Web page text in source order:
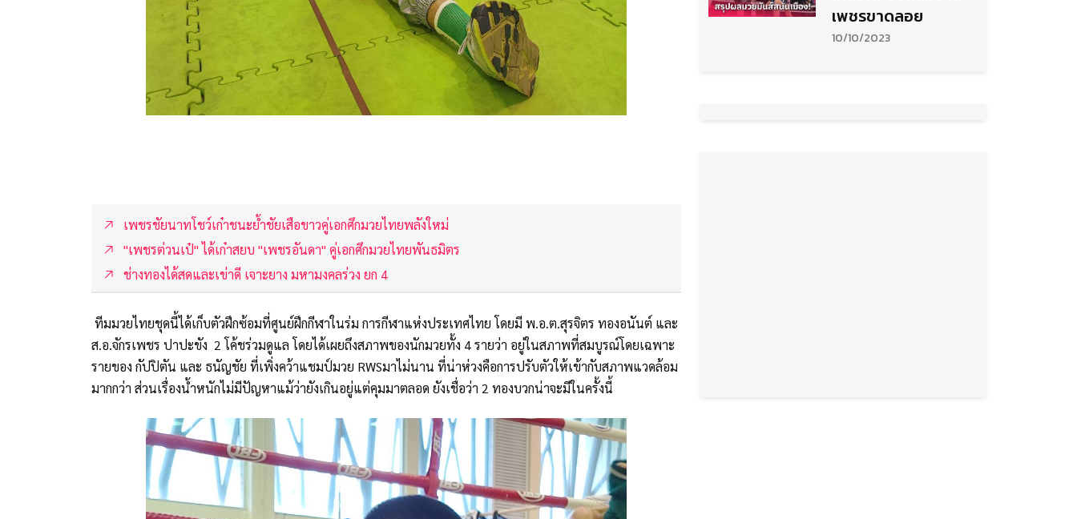
เพชรชัยนาทโชว์เก๋าชนะย้ำชัยเสือขาวคู่เอกศึกมวยไทยพลังใหม่
"เพชรต่วนเป๋" ได้เก๋าสยบ "เพชรอันดา" คู่เอกศึกมวยไทยพันธมิตร
ช่างทองได้สดและเข่าดี เจาะยาง มหามงคลร่วง ยก 4
ทีมมวยไทยชุดนี้ได้เก็บตัวฝึกซ้อมที่ศูนย์ฝึกกีฬาในร่ม การกีฬาแห่งประเทศไทย โดยมี พ.อ.ต.สุรจิตร ทองอนันต์ และ
ส.อ.จักรเพชร ปาปะขัง 2 โค้ชร่วมดูแล โดยได้เผยถึงสภาพของนักมวยทั้ง 4 รายว่า อยู่ในสภาพที่สมบูรณ์โดยเฉพาะ
รายของ กัปปิตัน และ ธนัญชัย ที่เพิ่งคว้าแชมป์มวย RWSมาไม่นาน ที่น่าห่วงคือการปรับตัวให้เข้ากับสภาพแวดล้อม
มากกว่า ส่วนเรื่องน้ำหนักไม่มีปัญหาแม้ว่ายังเกินอยู่แต่คุมมาตลอด ยังเชื่อว่า 2 ทองบวกน่าจะมีในครั้งนี้
เพชรขาดลอย
10/10/2023